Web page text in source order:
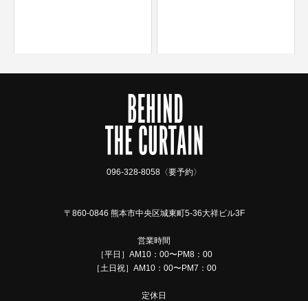
096-328-8058〈要予約〉
〒860-0846 熊本市中央区城東町5-36大祥ビル3F
営業時間
［平日］AM10：00〜PM8：00
［土日祝］AM10：00〜PM7：00
定休日